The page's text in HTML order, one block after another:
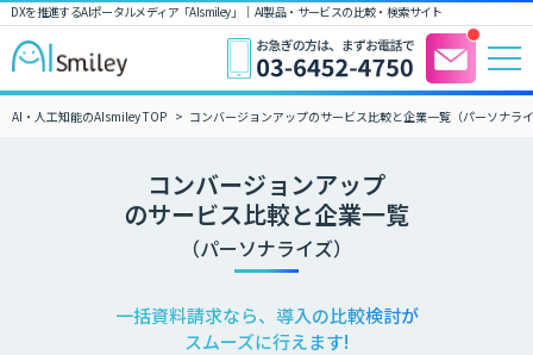
DXを推進するAIポータルメディア「AIsmiley」｜ AI製品・サービスの比較・検索サイト
AI・人工知能のAIsmiley TOP コンバージョンアップのサービス比較と企業一覧（パーソナラ
コンバージョンアップ
のサービス比較と企業一覧
（パーソナライズ）
一括資料請求なら、導入の比較検討が
スムーズに行えます!